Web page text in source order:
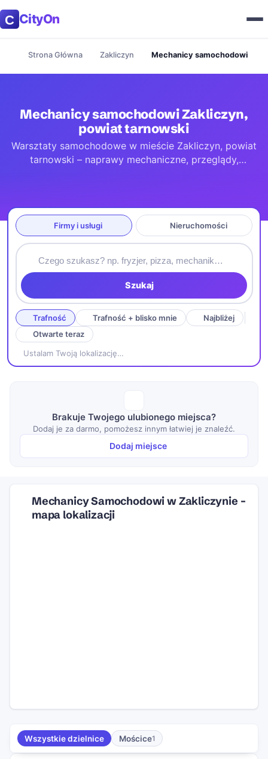
CityOn
Strona Główna Zakliczyn Mechanicy samochodowi
Mechanicy samochodowi Zakliczyn,
powiat tarnowski
Warsztaty samochodowe w mieście Zakliczyn, powiat
tarnowski – naprawy mechaniczne, przeglądy,
Firmy i usługi Nieruchomości
Szukaj
Trafność Trafność + blisko mnie
Najbliżej
Otwarte teraz
Ustalam Twoją lokalizację…
Brakuje Twojego ulubionego miejsca?
Dodaj je za darmo, pomożesz innym łatwiej je znaleźć.
Dodaj miejsce
Wszystkie dzielnice Mościce1
Mechanicy Samochodowi w Zakliczynie –
mapa lokalizacji